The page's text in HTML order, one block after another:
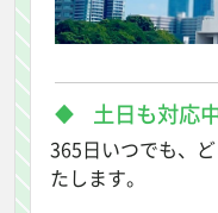
土日も対応
365日いつでも、
たします。